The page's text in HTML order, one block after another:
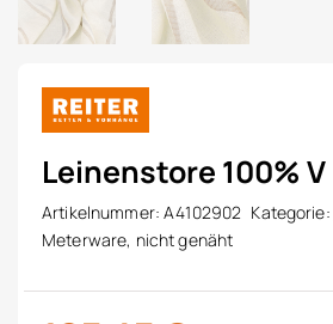
Leinenstore 100% V
Artikelnummer:A4102902 Kategorie:
Meterware, nicht genäht